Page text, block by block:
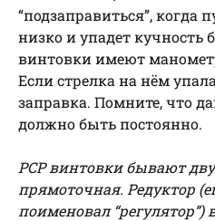
“подзаправиться”, когда
низко и упадет кучность
винтовки имеют
Если стрелка на нём
заправка. Помните, что
должно быть постоянно.
РСР винтовки бывают
прямоточная. Редуктор
поименовал “регулятор”)